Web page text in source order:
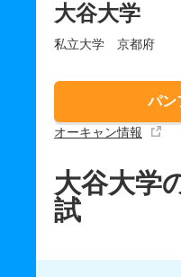
大谷大学
私立大学 京都府
パン
オーキャン情報
大谷大学
試